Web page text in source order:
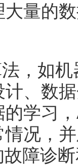
大量的
，如
、数
学习，
况，
障诊